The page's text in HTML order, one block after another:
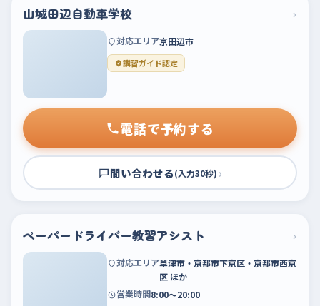
山城田辺自動車学校 ›
対応エリア京田辺市
講習ガイド認定
電話で予約する
問い合わせる(入力30秒) ›
ペーパードライバー教習アシスト ›
対応エリア草津市・京都市下京区・京都市西京
区 ほか
営業時間8:00～20:00